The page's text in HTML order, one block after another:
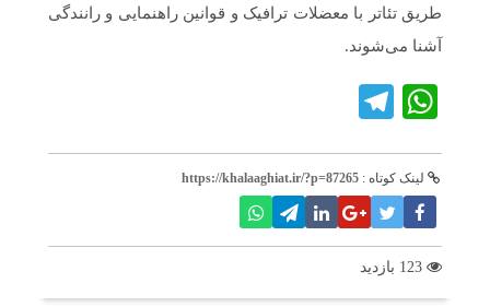
طریق تئاتر با معضلات ترافیک و قوانین راهنمایی و رانندگی
آشنا می‌شوند.
WhatsApp
لینک کوتاه : https://khalaaghiat.ir/?p=87265